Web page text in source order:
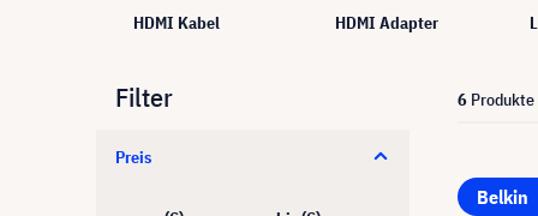
HDMI Kabel HDMI Adapter
Filter
Preis
6 Produkte
Belkin